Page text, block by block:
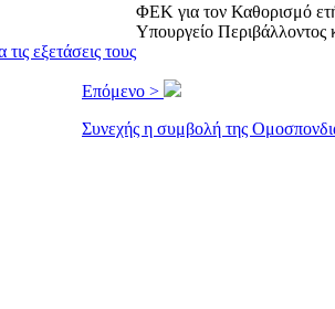
εξετάσεις τους
Επόμενο >
Συνεχής η συμβολή της
ΦΕΚ για τον Καθορισμό
Υπουργείο Περιβάλλοντος